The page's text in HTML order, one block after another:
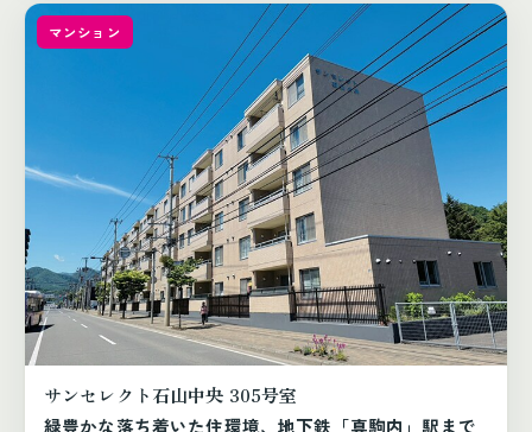
マンション
サンセレクト石山中央 305号室
緑豊かな落ち着いた住環境、地下鉄「真駒内」駅まで